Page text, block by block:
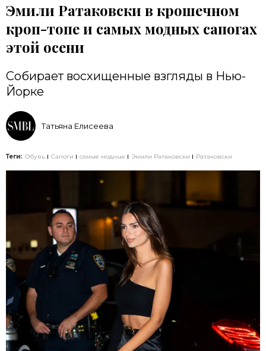
Эмили Ратаковски в крошечном
кроп-топе и самых модных сапогах
этой осени
Собирает восхищенные взгляды в Нью-
Йорке
Татьяна Елисеева
Теги: Обувь Сапоги самые модные Эмили Ратаковски Ратаковски